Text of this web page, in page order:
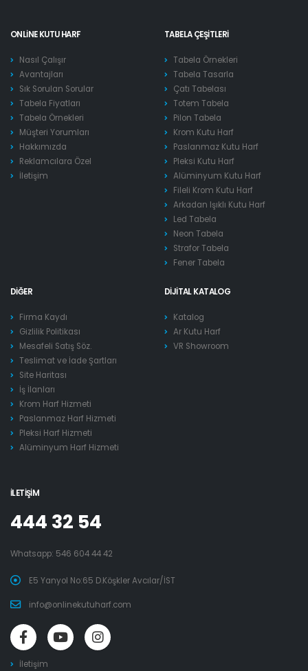
ONLINE KUTU HARF
Nasıl Çalışır
Avantajları
Sık Sorulan Sorular
Tabela Fiyatları
Tabela Örnekleri
Müşteri Yorumları
Hakkımızda
Reklamcılara Özel
İletişim
TABELA ÇEŞITLERI
Tabela Örnekleri
Tabela Tasarla
Çatı Tabelası
Totem Tabela
Pilon Tabela
Krom Kutu Harf
Paslanmaz Kutu Harf
Pleksi Kutu Harf
Alüminyum Kutu Harf
Fileli Krom Kutu Harf
Arkadan Işıklı Kutu Harf
Led Tabela
Neon Tabela
Strafor Tabela
Fener Tabela
DIĞER
Firma Kaydı
Gizlilik Politikası
Mesafeli Satış Söz.
Teslimat ve İade Şartları
Site Haritası
İş İlanları
Krom Harf Hizmeti
Paslanmaz Harf Hizmeti
Pleksi Harf Hizmeti
Alüminyum Harf Hizmeti
DIJITAL KATALOG
Katalog
Ar Kutu Harf
VR Showroom
İLETIŞIM
444 32 54
Whatsapp: 546 604 44 42
E5 Yanyol No:65 D.Köşkler Avcılar/İST
info@onlinekutuharf.com
İletişim